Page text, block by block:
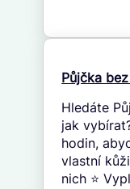
Půjčka
Hledáte
jak
hodin,
vlastní
nich ⭐